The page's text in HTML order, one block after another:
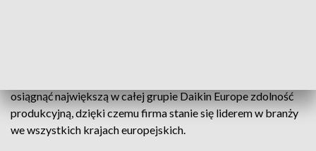
osiągnąć największą w całej grupie Daikin Europe zdolność
produkcyjną, dzięki czemu firma stanie się liderem w branży
we wszystkich krajach europejskich.